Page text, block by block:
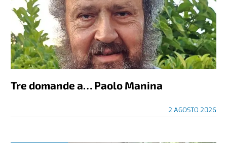
Tre domande a… Paolo Manina
2 AGOSTO 2026